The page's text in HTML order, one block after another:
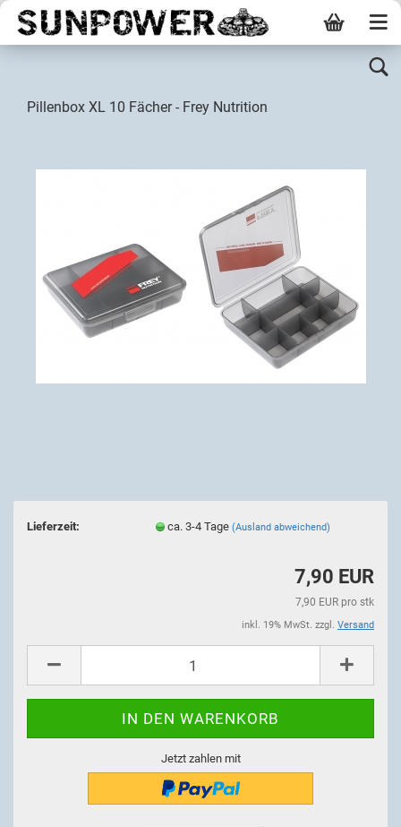
Pillenbox XL 10 Fächer - Frey Nutrition
Lieferzeit: ca. 3-4 Tage(Ausland abweichend)
7,90 EUR
7,90 EUR pro stk
inkl. 19% MwSt. zzgl. Versand
Jetzt zahlen mit